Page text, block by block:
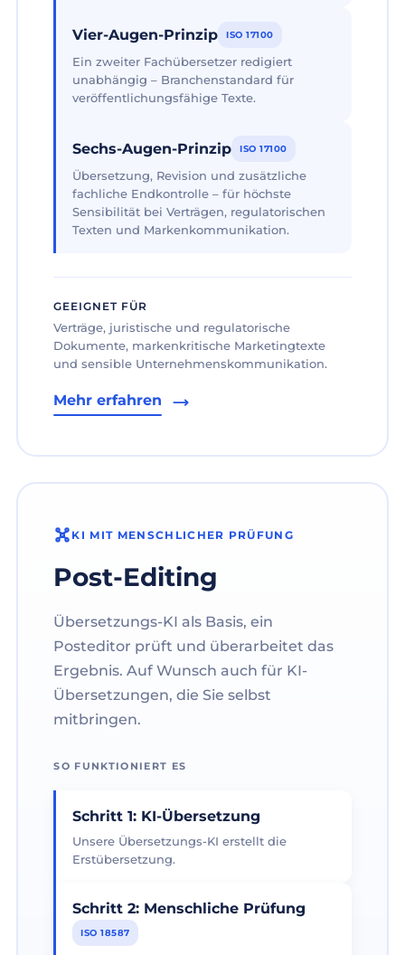
Vier-Augen-Prinzip ISO 17100
Ein zweiter Fachübersetzer redigiert
unabhängig – Branchenstandard für
veröffentlichungsfähige Texte.
Sechs-Augen-Prinzip ISO 17100
Übersetzung, Revision und zusätzliche
fachliche Endkontrolle – für höchste
Sensibilität bei Verträgen, regulatorischen
Texten und Markenkommunikation.
GEEIGNET FÜR
Verträge, juristische und regulatorische
Dokumente, markenkritische Marketingtexte
und sensible Unternehmenskommunikation.
Mehr erfahren
KI MIT MENSCHLICHER PRÜFUNG
Post-Editing
Übersetzungs-KI als Basis, ein
Posteditor prüft und überarbeitet das
Ergebnis. Auf Wunsch auch für KI-
Übersetzungen, die Sie selbst
mitbringen.
SO FUNKTIONIERT ES
Schritt 1: KI-Übersetzung
Unsere Übersetzungs-KI erstellt die
Erstübersetzung.
Schritt 2: Menschliche Prüfung
ISO 18587